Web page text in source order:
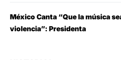
México Canta “Que la música
violencia”: Presidenta